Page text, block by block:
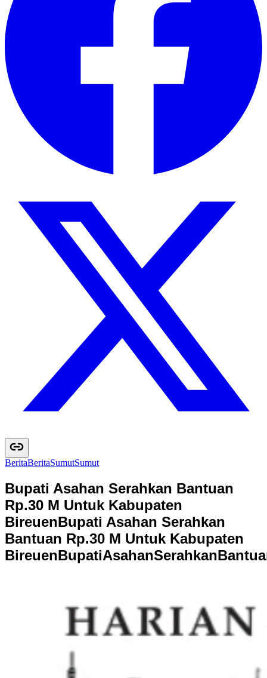
BeritaBeritaSumutSumut
Bupati Asahan Serahkan Bantuan
Rp.30 M Untuk Kabupaten
BireuenBupati Asahan Serahkan
Bantuan Rp.30 M Untuk Kabupaten
BireuenBupatiAsahanSerahkanBantua